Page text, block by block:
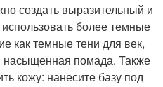
создать выразительный и
более темные
как темные тени для век,
насыщенная помада. Также
кожу: нанесите базу под